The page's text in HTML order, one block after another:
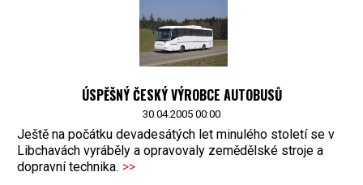
ÚSPĚŠNÝ ČESKÝ VÝROBCE AUTOBUSŮ
30.04.2005 00:00
Ještě na počátku devadesátých let minulého století se v
Libchavách vyráběly a opravovaly zemědělské stroje a
dopravní technika. >>